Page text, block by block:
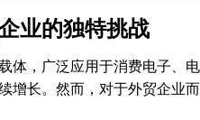
业的独特挑战
体，广泛应用于消费电子、
增长。然而，对于外贸企业